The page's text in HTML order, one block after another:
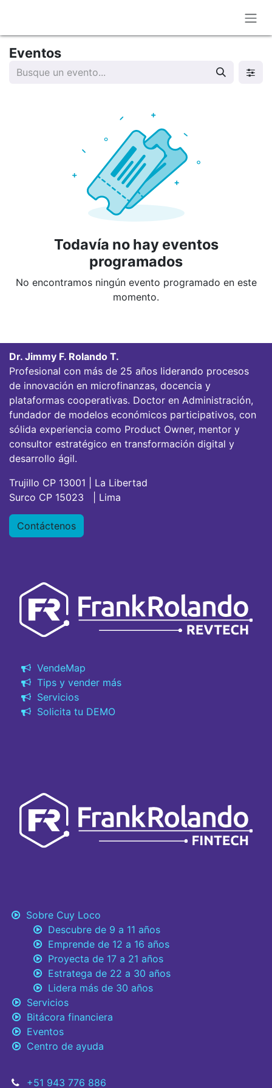
Eventos
Todavía no hay eventos
programados
No encontramos ningún evento programado en este
momento.
Dr. Jimmy F. Rolando T.
Profesional con más de 25 años liderando procesos
de innovación en microfinanzas, docencia y
plataformas cooperativas. Doctor en Administración,
fundador de modelos económicos participativos, con
sólida experiencia como Product Owner, mentor y
consultor estratégico en transformación digital y
desarrollo ágil.
Trujillo CP 13001 | La Libertad
Surco CP 15023 | Lima
Contáctenos
VendeMap
Tips y vender más
Servicios
Solicita tu DEMO
+51 943 776 886
Sobre Cuy Loco
Descubre de 9 a 11 años
Emprende de 12 a 16 años
Proyecta de 17 a 21 años
Estratega de 22 a 30 años
Lidera más de 30 años
Servicios
Bitácora financiera
Eventos
Centro de ayuda